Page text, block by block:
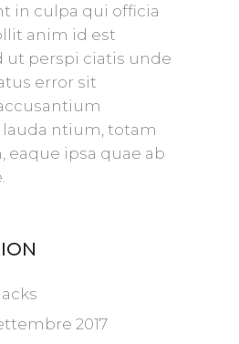
in culpa qui officia
anim id est
ut perspi ciatis unde
error sit
ntium, totam
eaque ipsa quae ab
2017